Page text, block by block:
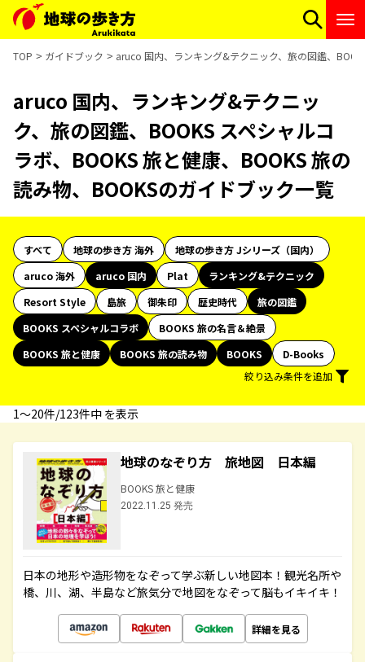
TOP ガイドブック aruco 国内、ランキング&テクニック、旅の図鑑、
aruco 国内、ランキング&テクニッ
ク、旅の図鑑、BOOKS スペシャルコ
ラボ、BOOKS 旅と健康、BOOKS 旅の
読み物、BOOKSのガイドブック一覧
すべて 地球の歩き方 海外
地球の歩き方 Jシリーズ（国内）
aruco 海外
aruco 国内 Plat
ランキング&テクニック
Resort Style
島旅 御朱印 歴史時代
旅の図鑑
BOOKS スペシャルコラボ
BOOKS 旅の名言＆絶景
BOOKS 旅と健康
BOOKS 旅の読み物 BOOKS
D-Books
絞り込み条件を追加
1〜20件/123件中 を表示
地球のなぞり方 旅地図 日本編
BOOKS 旅と健康
2022.11.25 発売
日本の地形や造形物をなぞって学ぶ新しい地図本！観光名所や
橋、川、湖、半島など旅気分で地図をなぞって脳もイキイキ！
詳細を見る